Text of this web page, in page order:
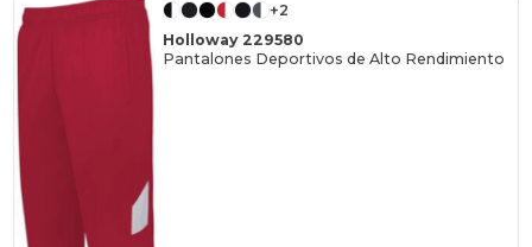
+2
Holloway 229580
Pantalones Deportivos de Alto Rendimiento